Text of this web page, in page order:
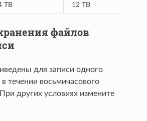
TB 12 TB
файлов
для записи одного
течении восьмичасового
других условиях измените